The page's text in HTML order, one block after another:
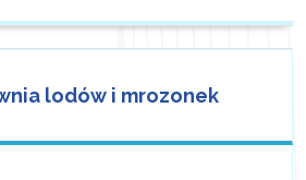
lodów i mrozonek